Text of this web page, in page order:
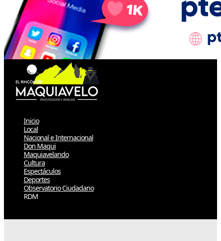
Inicio
Local
Nacional e Internacional
Don Maqui
Maquiavelando
Cultura
Espectáculos
Deportes
Observatorio Ciudadano
RDM